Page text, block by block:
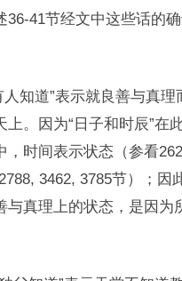
36-41节经文中这些话的
知道”表示就良善与真
上。因为“日子和时辰”
时间表示状态（参看
3462, 3785节）；因
与真理上的状态，是因